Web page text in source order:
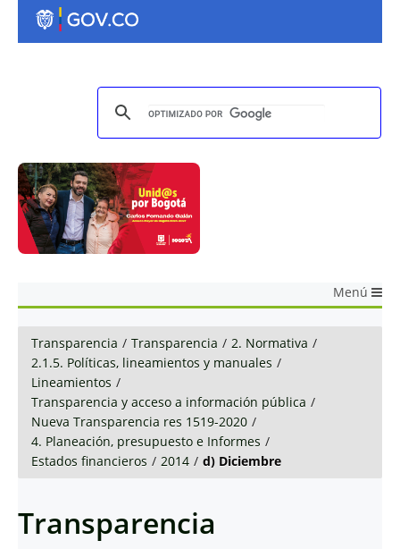
Menú
Transparencia / Transparencia / 2. Normativa /
2.1.5. Políticas, lineamientos y manuales /
Lineamientos /
Transparencia y acceso a información pública /
Nueva Transparencia res 1519-2020 /
4. Planeación, presupuesto e Informes /
Estados financieros / 2014 / d) Diciembre
Transparencia